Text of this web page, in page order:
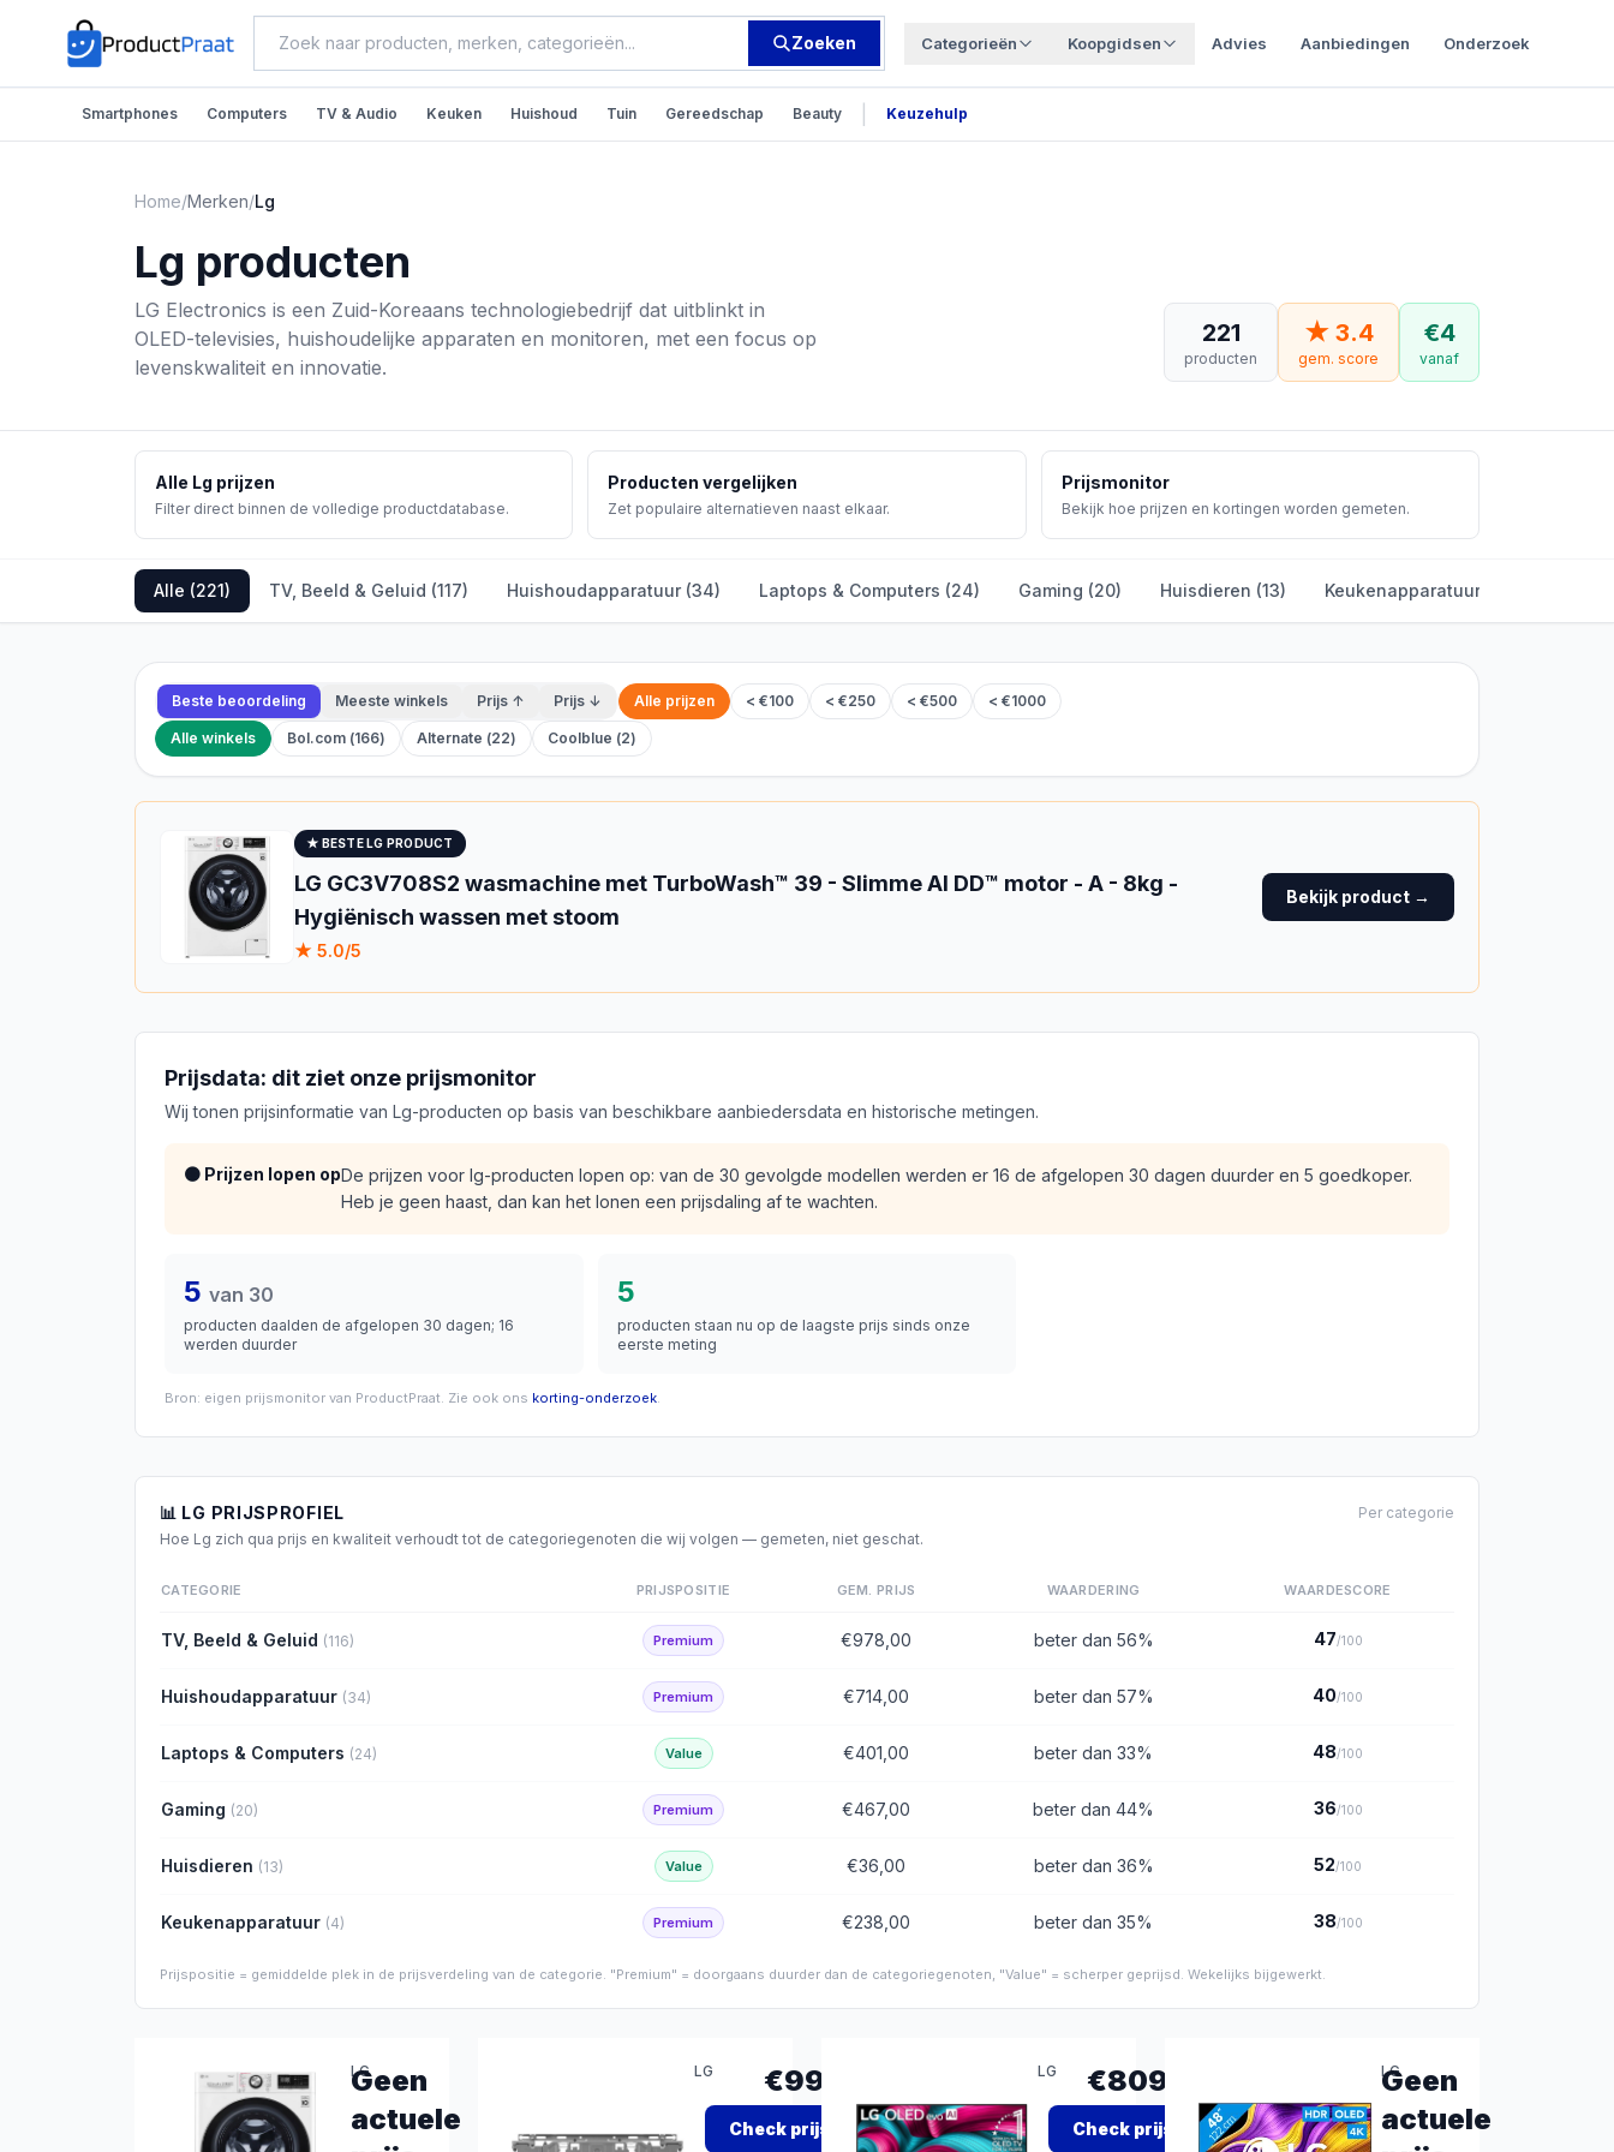
Zoeken Categorieën Koopgidsen Advies Aanbiedingen Onderzoek
Smartphones Computers TV & Audio Keuken Huishoud Tuin Gereedschap Beauty Keuzehulp
Home/Merken/Lg
Lg producten
LG Electronics is een Zuid-Koreaans technologiebedrijf dat uitblinkt in
OLED-televisies, huishoudelijke apparaten en monitoren, met een focus op
levenskwaliteit en innovatie.
221
producten
★ 3.4
gem. score
€4
vanaf
Alle Lg prijzen
Filter direct binnen de volledige productdatabase.
Producten vergelijken
Zet populaire alternatieven naast elkaar.
Prijsmonitor
Bekijk hoe prijzen en kortingen worden gemeten.
Alle (221) TV, Beeld & Geluid (117) Huishoudapparatuur(34) Laptops & Computers (24) Gaming (20) Huisdieren (13) Keukenapparatuur
Beste beoordeling Meeste winkels Prijs ↑ Prijs ↓ Alle prijzen < €100 < €250 < €500 < €1000
Alle winkels Bol.com (166) Alternate (22) Coolblue (2)
★ BESTELG PRODUCT
LG GC3V708S2 wasmachine met TurboWash™ 39 - Slimme AI DD™ motor - A - 8kg -
Hygiënisch wassen met stoom
★ 5.0/5
Bekijk product →
Prijsdata: dit ziet onze prijsmonitor
Wij tonen prijsinformatie van Lg-producten op basis van beschikbare aanbiedersdata en historische metingen.
🟠 Prijzen lopen opDe prijzen voor lg-producten lopen op: van de 30 gevolgde modellen werden er 16 de afgelopen 30 dagen duurder en 5 goedkoper.
Heb je geen haast, dan kan het lonen een prijsdaling af te wachten.
5 van 30
producten daalden de afgelopen 30 dagen; 16
werden duurder
5
producten staan nu op de laagste prijs sinds onze
eerste meting
Bron: eigen prijsmonitor van ProductPraat. Zie ook ons korting-onderzoek.
📊 LG PRIJSPROFIEL
Per categorie
Hoe Lg zich qua prijs en kwaliteit verhoudt tot de categoriegenoten die wij volgen — gemeten, niet geschat.
CATEGORIE PRIJSPOSITIE GEM. PRIJS WAARDERING WAARDESCORE
TV, Beeld & Geluid (116) Premium €978,00 beter dan 56% 47/100
Huishoudapparatuur (34) Premium €714,00 beter dan 57% 40/100
Laptops & Computers (24) Value €401,00 beter dan 33% 48/100
Gaming (20) Premium €467,00 beter dan 44% 36/100
Huisdieren (13) Value €36,00 beter dan 36% 52/100
Keukenapparatuur (4) Premium €238,00 beter dan 35% 38/100
Prijspositie = gemiddelde plek in de prijsverdeling van de categorie. "Premium" = doorgaans duurder dan de categoriegenoten, "Value" = scherper geprijsd. Wekelijks bijgewerkt.
LG
Geen
actuele
LG
LG
WB22EGB
€99,00
Check prijs
LG
LG
€809,00
Check prijs
LG
Geen
actuele